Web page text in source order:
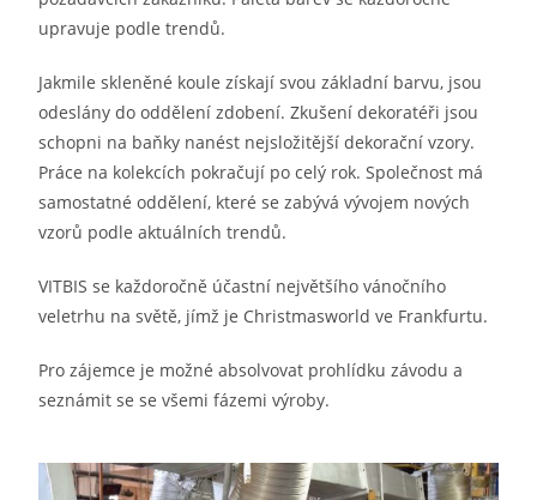
upravuje podle trendů.
Jakmile skleněné koule získají svou základní barvu, jsou
odeslány do oddělení zdobení. Zkušení dekoratéři jsou
schopni na baňky nanést nejsložitější dekorační vzory.
Práce na kolekcích pokračují po celý rok. Společnost má
samostatné oddělení, které se zabývá vývojem nových
vzorů podle aktuálních trendů.
VITBIS se každoročně účastní největšího vánočního
veletrhu na světě, jímž je Christmasworld ve Frankfurtu.
Pro zájemce je možné absolvovat prohlídku závodu a
seznámit se se všemi fázemi výroby.